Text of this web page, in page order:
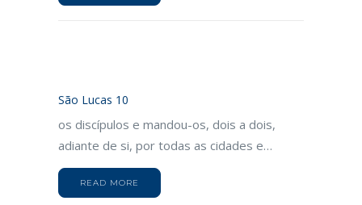
São Lucas 10
os discípulos e mandou-os, dois a dois,
adiante de si, por todas as cidades e…
READ MORE